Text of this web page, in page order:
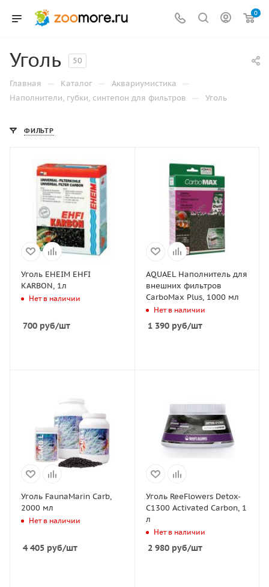
0
Уголь 50
Главная — Каталог — Аквариумистика —
Наполнители, губки, синтепон для фильтров — Уголь
ФИЛЬТР
Уголь EHEIM EHFI
KARBON, 1л
Нет в наличии
700 руб/шт
AQUAEL Наполнитель для
внешних фильтров
CarboMax Plus, 1000 мл
Нет в наличии
1 390руб/шт
Уголь FaunaMarin Carb,
2000 мл
Нет в наличии
4 405 руб/шт
Уголь ReeFlowers Detox-
C1300 Activated Carbon, 1
л
Нет в наличии
2 980руб/шт